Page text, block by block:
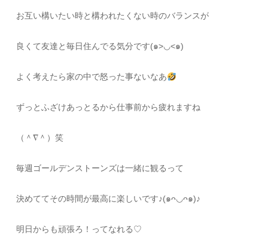
お互い構いたい時と構われたくない時のバランスが
良くて友達と毎日住んでる気分です(๑>◡<๑)
よく考えたら家の中で怒った事ないなあ
ずっとふざけあっとるから仕事前から疲れますね
（＾∇＾）笑
毎週ゴールデンストーンズは一緒に観るって
決めててその時間が最高に楽しいです♪(๑ᴖ◡ᴖ๑)♪
明日からも頑張ろ！ってなれる♡